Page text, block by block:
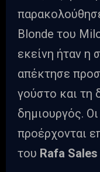
Blonde του
εκείνη ήταν η
απέκτησε
γούστο και τη
δημιουργός.
προέρχονται
του Rafa